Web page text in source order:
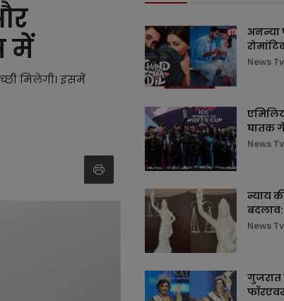
में
मिलेगी। इसमें
अनन्या
News
घातक
News
न्याय
News
गुजरात